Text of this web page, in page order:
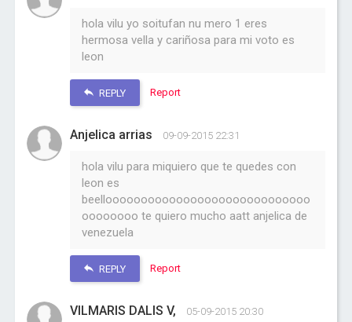
hola vilu yo soitufan nu mero 1 eres
hermosa vella y cariñosa para mi voto es
leon
REPLY Report
Anjelica arrias 09-09-2015 22:31
hola vilu para miquiero que te quedes con
leon es
beellooooooooooooooooooooooooooooo
oooooooo te quiero mucho aatt anjelica de
venezuela
REPLY Report
VILMARIS DALIS V, 05-09-2015 20:30